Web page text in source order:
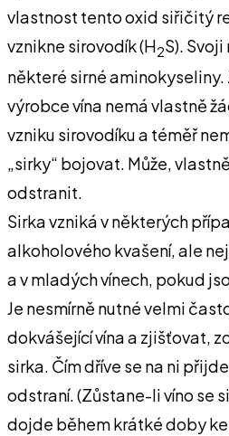
vlastnost tento oxid siřičitý
vznikne sirovodík (H2S).
některé sirné aminokyseliny.
výrobce vína nemá vlastně
vzniku sirovodíku a téměř
„sirky“ bojovat. Může,
odstranit.
Sirka vzniká v některých
alkoholového kvašení, ale
a v mladých vínech, pokud
Je nesmírně nutné velmi
dokvášející vína a zjišťovat,
sirka. Čím dříve se na ni
odstraní. (Zůstane-li víno se
dojde během krátké doby